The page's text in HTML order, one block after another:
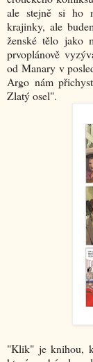
ale stejně si ho
krajinky, ale
ženské tělo jako
prvoplánově
od Manary v
Argo nám
Zlatý osel".
"Klik" je knihou,